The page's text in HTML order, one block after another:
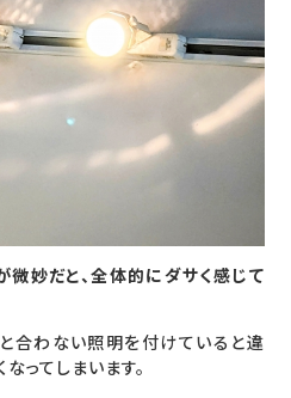
妙だと、全体的にダサく感じて
合わない照明を付けていると違
ってしまいます。